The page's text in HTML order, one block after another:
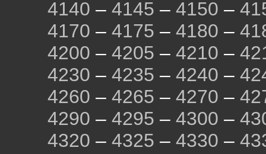
4140 – 4145 – 4150 –
4170 – 4175 – 4180 –
4200 – 4205 – 4210 –
4230 – 4235 – 4240 –
4260 – 4265 – 4270 –
4290 – 4295 – 4300 –
4320 – 4325 – 4330 –